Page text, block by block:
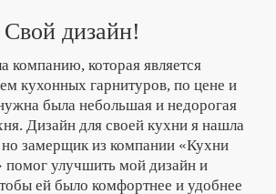
Свой дизайн!
компанию, которая является
кухонных гарнитуров, по цене и
была небольшая и недорогая
Дизайн для своей кухни я нашла
но замерщик из компании «Кухни
помог улучшить мой дизайн и
ей было комфортнее и удобнее